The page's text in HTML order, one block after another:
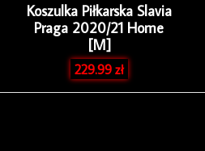
Koszulka Piłkarska Slavia
Praga 2020/21 Home
[M]
229.99zł